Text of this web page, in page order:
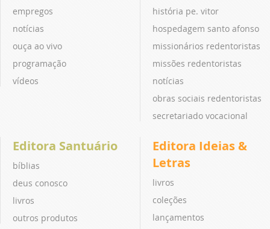
empregos
notícias
ouça ao vivo
programação
vídeos
história pe. vitor
hospedagem santo afonso
missionários redentoristas
missões redentoristas
notícias
obras sociais redentoristas
secretariado vocacional
Editora Santuário
bíblias
deus conosco
livros
outros produtos
Editora Ideias &
Letras
livros
coleções
lançamentos